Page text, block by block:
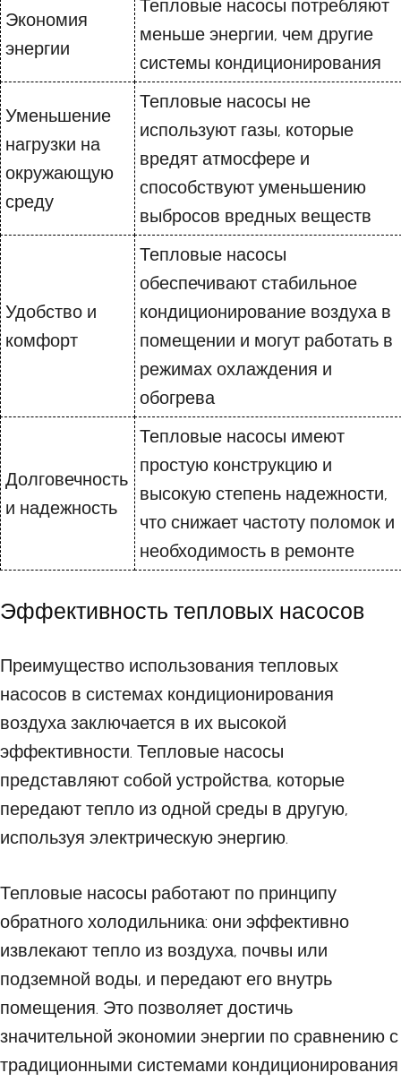
Экономия
энергии
Тепловые насосы потребляют
меньше энергии, чем другие
системы кондиционирования
Уменьшение
нагрузки на
окружающую
среду
Тепловые насосы не
используют газы, которые
вредят атмосфере и
способствуют уменьшению
выбросов вредных веществ
Удобство и
комфорт
Тепловые насосы
обеспечивают стабильное
кондиционирование воздуха в
помещении и могут работать в
режимах охлаждения и
обогрева
Долговечность
и надежность
Тепловые насосы имеют
простую конструкцию и
высокую степень надежности,
что снижает частоту поломок и
необходимость в ремонте
Эффективность тепловых насосов
Преимущество использования тепловых
насосов в системах кондиционирования
воздуха заключается в их высокой
эффективности. Тепловые насосы
представляют собой устройства, которые
передают тепло из одной среды в другую,
используя электрическую энергию.
Тепловые насосы работают по принципу
обратного холодильника: они эффективно
извлекают тепло из воздуха, почвы или
подземной воды, и передают его внутрь
помещения. Это позволяет достичь
значительной экономии энергии по сравнению с
традиционными системами кондиционирования